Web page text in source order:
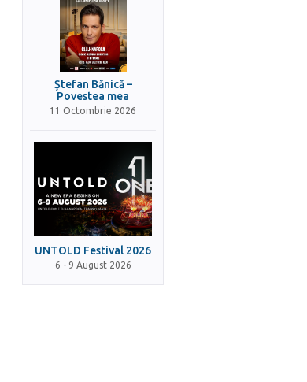
Ștefan Bănică –
Povestea mea
11 Octombrie 2026
UNTOLD Festival 2026
6 - 9 August 2026